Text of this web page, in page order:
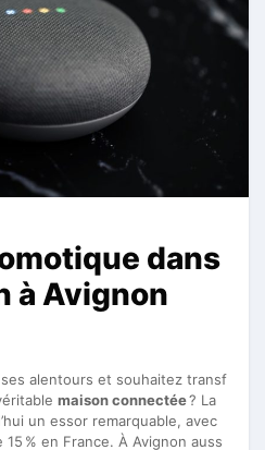
dans
à Avignon
alentours et souhaitez transf
maison connectée? La
un essor remarquable, avec
% en France. À Avignon auss